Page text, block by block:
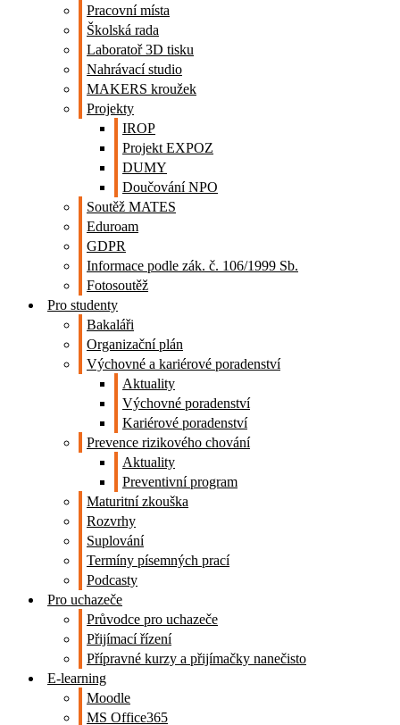
Pracovní místa
Školská rada
Laboratoř 3D tisku
Nahrávací studio
MAKERS kroužek
Projekty
IROP
Projekt EXPOZ
DUMY
Doučování NPO
Soutěž MATES
Eduroam
GDPR
Informace podle zák. č. 106/1999 Sb.
Fotosoutěž
Pro studenty
Bakaláři
Organizační plán
Výchovné a kariérové poradenství
Aktuality
Výchovné poradenství
Kariérové poradenství
Prevence rizikového chování
Aktuality
Preventivní program
Maturitní zkouška
Rozvrhy
Suplování
Termíny písemných prací
Podcasty
Pro uchazeče
Průvodce pro uchazeče
Přijímací řízení
Přípravné kurzy a přijímačky nanečisto
E-learning
Moodle
MS Office365